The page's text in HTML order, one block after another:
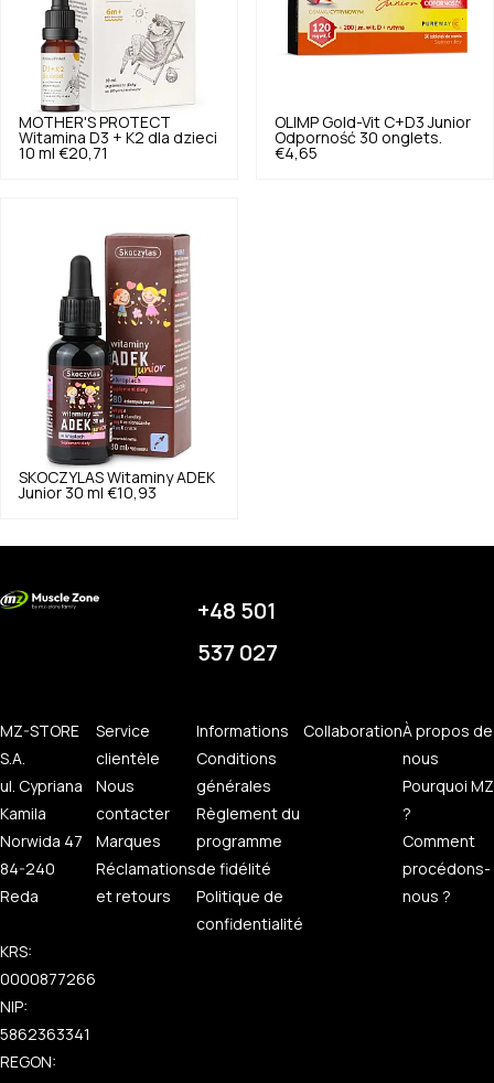
MOTHER'S PROTECT
Witamina D3 + K2 dla dzieci
10 ml €20,71
OLIMP Gold-Vit C+D3 Junior
Odporność 30 onglets.
€4,65
SKOCZYLAS Witaminy ADEK
Junior 30 ml €10,93
+48 501
537 027
MZ-STORE
S.A.
ul. Cypriana
Kamila
Norwida 47
84-240
Reda
KRS:
0000877266
NIP:
5862363341
REGON:
Service
clientèle
Nous
contacter
Marques
Réclamations
et retours
Informations
Conditions
générales
Règlement du
programme
de fidélité
Politique de
confidentialité
CollaborationÀ propos de
nous
Pourquoi MZ
?
Comment
procédons-
nous ?